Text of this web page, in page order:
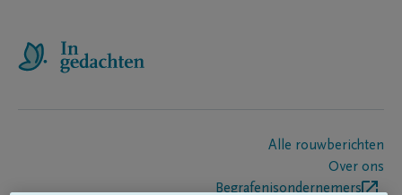
Alle rouwberichten
Over ons
Begrafenisondernemers